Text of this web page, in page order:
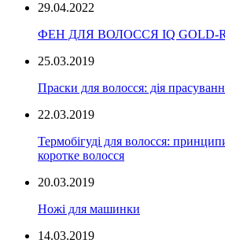
29.04.2022
ФЕН ДЛЯ ВОЛОССЯ IQ GOLD-
25.03.2019
Праски для волосся: дія
22.03.2019
Термобігуді для волосся:
коротке волосся
20.03.2019
Ножі для машинки
14.03.2019